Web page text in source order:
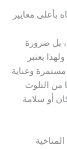
معايير
بل ضرورة
يعتبر
مستمرة وعناية
من التلوث
أو سلامة